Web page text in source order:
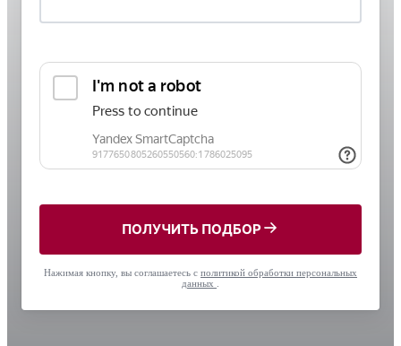
ПОЛУЧИТЬ ПОДБОР
Нажимая кнопку, вы соглашаетесь с политикой обработки персональных
данных